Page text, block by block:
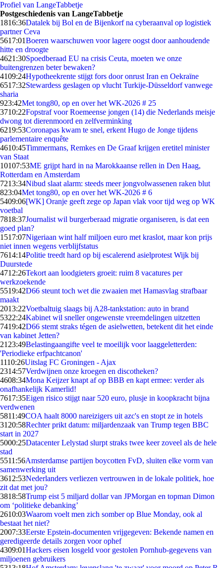
Profiel van LangeTabbetje
Postgeschiedenis van LangeTabbetje
1816:36Datalek bij Bol en de Bijenkorf na cyberaanval op logistiek
partner Ceva
5617:01Boeren waarschuwen voor lagere oogst door aanhoudende
hitte en droogte
4621:30Spoedberaad EU na crisis Ceuta, moeten we onze
buitengrenzen beter bewaken?
4109:24Hypotheekrente stijgt fors door onrust Iran en Oekraïne
6517:32Stewardess geslagen op vlucht Turkije-Düsseldorf vanwege
sharia
923:42Met tong80, op en over het WK-2026 # 25
3710:22Fopstraf voor Roemeense jongen (14) die Nederlands meisje
dwong tot dierenmoord en zelfverminking
6219:53Coronapas kwam te snel, erkent Hugo de Jonge tijdens
parlementaire enquête
4610:45Timmermans, Remkes en De Graaf krijgen eretitel minister
van Staat
10107:53ME grijpt hard in na Marokkaanse rellen in Den Haag,
Rotterdam en Amsterdam
7213:34Nibud slaat alarm: steeds meer jongvolwassenen raken blut
823:04Met tong80, op en over het WK-2026 # 6
5409:06[WK] Oranje geeft zege op Japan vlak voor tijd weg op WK
voetbal
7818:37Journalist wil burgerberaad migratie organiseren, is dat een
goed plan?
1517:07Nigeriaan wint half miljoen euro met kraslot, maar kon prijs
niet innen wegens verblijfstatus
7614:14Politie treedt hard op bij escalerend asielprotest Wijk bij
Duurstede
4712:26Tekort aan loodgieters groeit: ruim 8 vacatures per
werkzoekende
5519:42D66 steunt toch wet die zwaaien met Hamasvlag strafbaar
maakt
2013:22Voetbaltuig slaags bij A28-tankstation: auto in brand
5322:24Kabinet wil sneller ongewenste vreemdelingen uitzetten
7419:42D66 stemt straks tégen de asielwetten, betekent dit het einde
van kabinet Jetten?
21 23:49Belastingaangifte veel te moeilijk voor laaggeletterden:
'Periodieke erfpachtcanon'
1110:26Uitslag FC Groningen - Ajax
2314:57Verdwijnen onze kroegen en discotheken?
4608:34Mona Keijzer knapt af op BBB en kapt ermee: verder als
onafhankelijk Kamerlid!
7617:35Eigen risico stijgt naar 520 euro, plusje in koopkracht bijna
verdwenen
5811:49COA haalt 8000 nareizigers uit azc's en stopt ze in hotels
31 20:58Rechter prikt datum: miljardenzaak van Trump tegen BBC
start in 2027
5000:25Datacenter Lelystad slurpt straks twee keer zoveel als de hele
stad
5511:56Amsterdamse partijen boycotten FvD, sluiten elke vorm van
samenwerking uit
3612:53Nederlanders verliezen vertrouwen in de lokale politiek, hoe
zit dat met jou?
3818:58Trump eist 5 miljard dollar van JPMorgan en topman Dimon
om ‘politieke debanking’
2610:03Waarom voelt men zich somber op Blue Monday, ook al
bestaat het niet?
2007:33Eerste Epstein-documenten vrijgegeven: Bekende namen en
geredigeerde details zorgen voor ophef
4309:01Hackers eisen losgeld voor gestolen Pornhub-gegevens van
miljoenen gebruikers